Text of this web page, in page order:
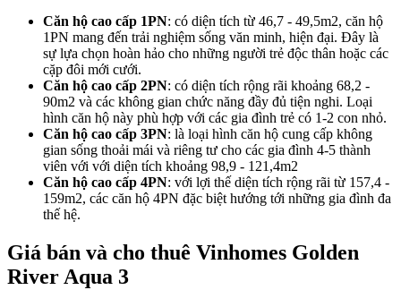
Căn hộ cao cấp 1PN: có diện tích từ 46,7 - 49,5m2, căn hộ
1PN mang đến trải nghiệm sống văn minh, hiện đại. Đây là
sự lựa chọn hoàn hảo cho những người trẻ độc thân hoặc các
cặp đôi mới cưới.
Căn hộ cao cấp 2PN: có diện tích rộng rãi khoảng 68,2 -
90m2 và các không gian chức năng đầy đủ tiện nghi. Loại
hình căn hộ này phù hợp với các gia đình trẻ có 1-2 con nhỏ.
Căn hộ cao cấp 3PN: là loại hình căn hộ cung cấp không
gian sống thoải mái và riêng tư cho các gia đình 4-5 thành
viên với với diện tích khoảng 98,9 - 121,4m2
Căn hộ cao cấp 4PN: với lợi thế diện tích rộng rãi từ 157,4 -
159m2, các căn hộ 4PN đặc biệt hướng tới những gia đình đa
thế hệ.
Giá bán và cho thuê Vinhomes Golden
River Aqua 3